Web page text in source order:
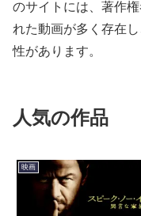
のサイトには、著作
れた動画が多く存在
性があります。
人気の作品
映画